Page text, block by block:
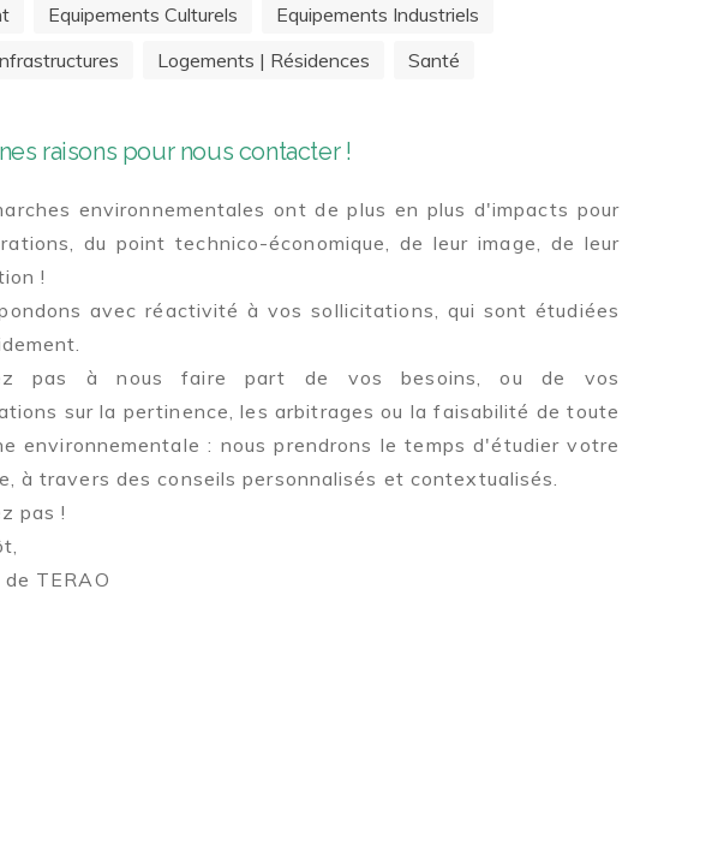
Equipements Culturels
Equipements Industriels
Logements | Résidences Santé
raisons pour nous contacter !
environnementales ont de plus en plus d'impacts pour
du point technico-économique, de leur image, de leur
!
avec réactivité à vos sollicitations, qui sont étudiées
pas à nous faire part de vos besoins, ou de vos
sur la pertinence, les arbitrages ou la faisabilité de toute
environnementale : nous prendrons le temps d'étudier votre
à travers des conseils personnalisés et contextualisés.
pas !
de TERAO